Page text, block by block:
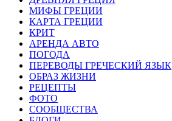
МИФЫ ГРЕЦИИ
КАРТА ГРЕЦИИ
КРИТ
АРЕНДА АВТО
ПОГОДА
ПЕРЕВОДЫ ГРЕЧЕСКИЙ ЯЗЫК
ОБРАЗ ЖИЗНИ
РЕЦЕПТЫ
ФОТО
СООБЩЕСТВА